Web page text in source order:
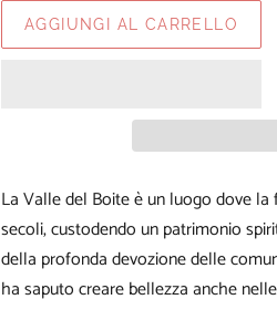
AGGIUNGI AL CARRELLO
La Valle del Boite è un luogo dove la
secoli, custodendo un patrimonio
della profonda devozione delle
ha saputo creare bellezza anche